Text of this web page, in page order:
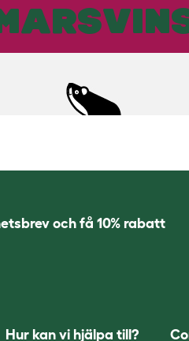
och få 10% rabatt
Hur kan vi hjälpa till?